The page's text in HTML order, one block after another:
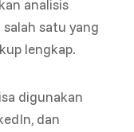
analisis
satu yang
lengkap.
digunakan
dan